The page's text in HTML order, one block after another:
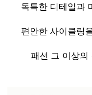
독특한 디테일과
편안한 사이클링
패션 그 이상의